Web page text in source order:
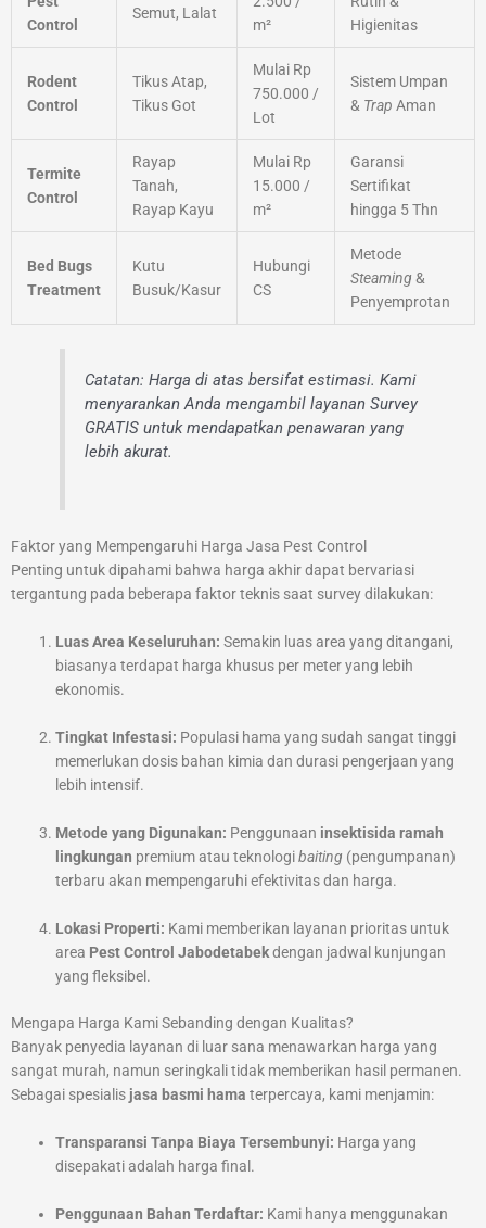
Control
Semut, Lalat
m²
Higienitas
Rodent
Control
Tikus Atap,
Tikus Got
Mulai Rp
750.000 /
Lot
Sistem Umpan
& Trap Aman
Termite
Control
Rayap
Tanah,
Rayap Kayu
Mulai Rp
15.000 /
m²
Garansi
Sertifikat
hingga 5 Thn
Bed Bugs
Treatment
Kutu
Busuk/Kasur
Hubungi
CS
Metode
Steaming&
Penyemprotan
Catatan: Harga di atas bersifat estimasi. Kami
menyarankan Anda mengambil layanan Survey
GRATIS untuk mendapatkan penawaran yang
lebih akurat.
Faktor yang Mempengaruhi Harga Jasa Pest Control
Penting untuk dipahami bahwa harga akhir dapat bervariasi
tergantung pada beberapa faktor teknis saat survey dilakukan:
Luas Area Keseluruhan: Semakin luas area yang ditangani,
biasanya terdapat harga khusus per meter yang lebih
ekonomis.
Tingkat Infestasi: Populasi hama yang sudah sangat tinggi
memerlukan dosis bahan kimia dan durasi pengerjaan yang
lebih intensif.
Metode yang Digunakan: Penggunaan insektisida ramah
lingkungan premium atau teknologibaiting (pengumpanan)
terbaru akan mempengaruhi efektivitas dan harga.
Lokasi Properti: Kami memberikan layanan prioritas untuk
area Pest Control Jabodetabekdengan jadwal kunjungan
yang fleksibel.
Mengapa Harga Kami Sebanding dengan Kualitas?
Banyak penyedia layanan di luar sana menawarkan harga yang
sangat murah, namun seringkali tidak memberikan hasil permanen.
Sebagai spesialis jasa basmi hama terpercaya, kami menjamin:
Transparansi Tanpa Biaya Tersembunyi: Harga yang
disepakati adalah harga final.
Penggunaan Bahan Terdaftar: Kami hanya menggunakan